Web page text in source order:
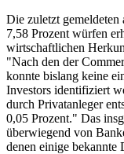
Die zuletzt
7,58 Prozent würfen
wirtschaftlichen
"Nach den der
konnte bislang keine
Investors identifiziert
durch Privatanleger
0,05 Prozent." Das
überwiegend von
denen einige bekannte